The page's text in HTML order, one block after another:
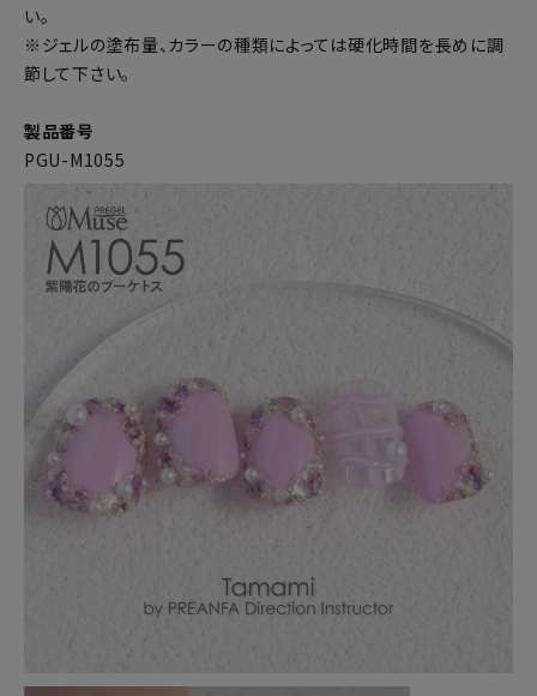
い。
※ジェルの塗布量、カラーの種類によっては硬化時間を長めに調
節して下さい。
製品番号
PGU-M1055